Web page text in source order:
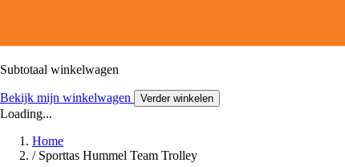
Subtotaal winkelwagen
Bekijk mijn winkelwagen Verder winkelen
Loading...
Home
/ Sporttas Hummel Team Trolley